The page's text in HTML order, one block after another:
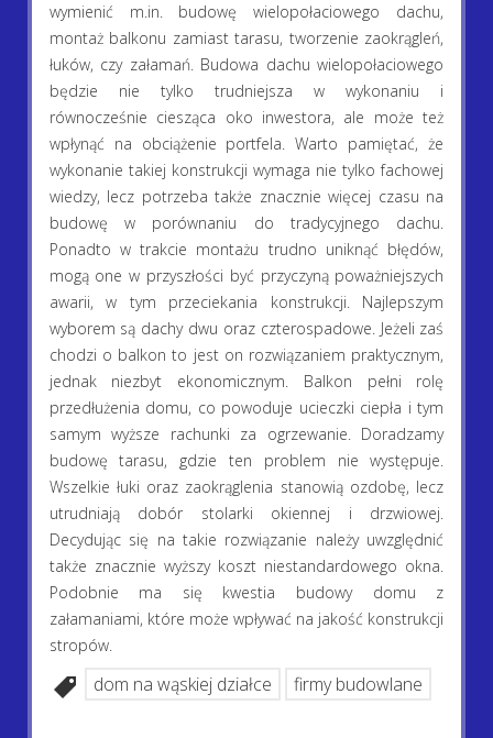
wymienić m.in. budowę wielopołaciowego dachu,
montaż balkonu zamiast tarasu, tworzenie zaokrągleń,
łuków, czy załamań. Budowa dachu wielopołaciowego
będzie nie tylko trudniejsza w wykonaniu i
równocześnie ciesząca oko inwestora, ale może też
wpłynąć na obciążenie portfela. Warto pamiętać, że
wykonanie takiej konstrukcji wymaga nie tylko fachowej
wiedzy, lecz potrzeba także znacznie więcej czasu na
budowę w porównaniu do tradycyjnego dachu.
Ponadto w trakcie montażu trudno uniknąć błędów,
mogą one w przyszłości być przyczyną poważniejszych
awarii, w tym przeciekania konstrukcji. Najlepszym
wyborem są dachy dwu oraz czterospadowe. Jeżeli zaś
chodzi o balkon to jest on rozwiązaniem praktycznym,
jednak niezbyt ekonomicznym. Balkon pełni rolę
przedłużenia domu, co powoduje ucieczki ciepła i tym
samym wyższe rachunki za ogrzewanie. Doradzamy
budowę tarasu, gdzie ten problem nie występuje.
Wszelkie łuki oraz zaokrąglenia stanowią ozdobę, lecz
utrudniają dobór stolarki okiennej i drzwiowej.
Decydując się na takie rozwiązanie należy uwzględnić
także znacznie wyższy koszt niestandardowego okna.
Podobnie ma się kwestia budowy domu z
załamaniami, które może wpływać na jakość konstrukcji
stropów.
dom na wąskiej działce firmy budowlane